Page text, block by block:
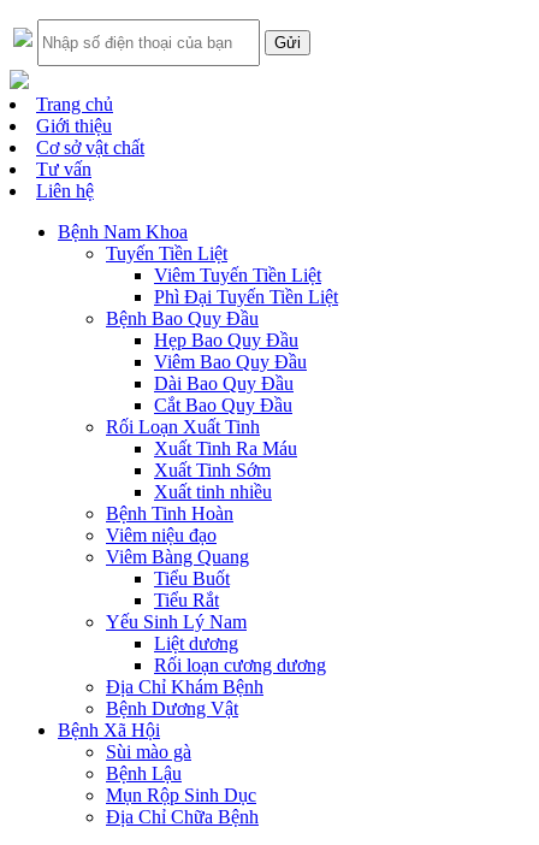
Trang chủ
Giới thiệu
Cơ sở vật chất
Tư vấn
Liên hệ
Bệnh Nam Khoa
Tuyến Tiền Liệt
Viêm Tuyến Tiền Liệt
Phì Đại Tuyến Tiền Liệt
Bệnh Bao Quy Đầu
Hẹp Bao Quy Đầu
Viêm Bao Quy Đầu
Dài Bao Quy Đầu
Cắt Bao Quy Đầu
Rối Loạn Xuất Tinh
Xuất Tinh Ra Máu
Xuất Tinh Sớm
Xuất tinh nhiều
Bệnh Tinh Hoàn
Viêm niệu đạo
Viêm Bàng Quang
Tiểu Buốt
Tiểu Rắt
Yếu Sinh Lý Nam
Liệt dương
Rối loạn cương dương
Địa Chỉ Khám Bệnh
Bệnh Dương Vật
Bệnh Xã Hội
Sùi mào gà
Bệnh Lậu
Mụn Rộp Sinh Dục
Địa Chỉ Chữa Bệnh